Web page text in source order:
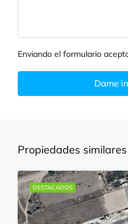
Enviando el formulario
Dame
Propiedades similares
DESTACADOS